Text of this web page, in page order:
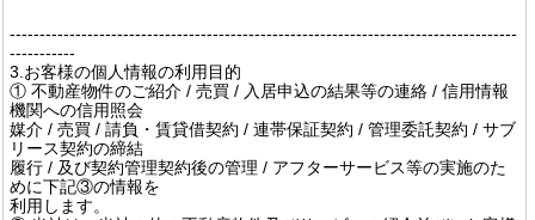
-------------------------------------------------------------------------------------
-----------
3.お客様の個人情報の利用目的
① 不動産物件のご紹介 / 売買 / 入居申込の結果等の連絡 / 信用情報
機関への信用照会
媒介 / 売買 / 請負・賃貸借契約 / 連帯保証契約 / 管理委託契約 / サブ
リース契約の締結
履行 / 及び契約管理契約後の管理 / アフターサービス等の実施のた
めに下記③の情報を
利用します。